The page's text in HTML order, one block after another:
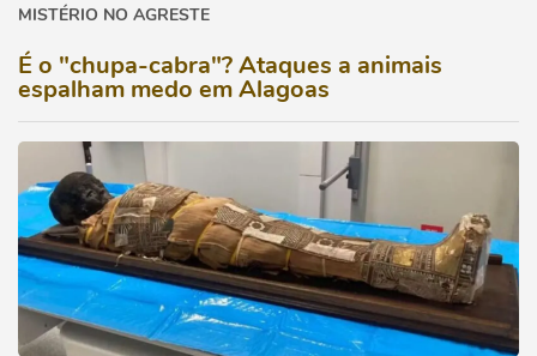
MISTÉRIO NO AGRESTE
É o "chupa-cabra"? Ataques a animais
espalham medo em Alagoas